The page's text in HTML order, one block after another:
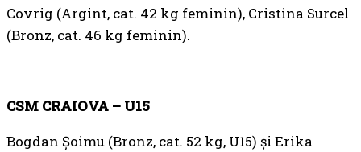
Covrig (Argint, cat. 42 kg feminin), Cristina Surcel
(Bronz, cat. 46 kg feminin).
CSM CRAIOVA – U15
Bogdan Şoimu (Bronz, cat. 52 kg, U15) şi Erika